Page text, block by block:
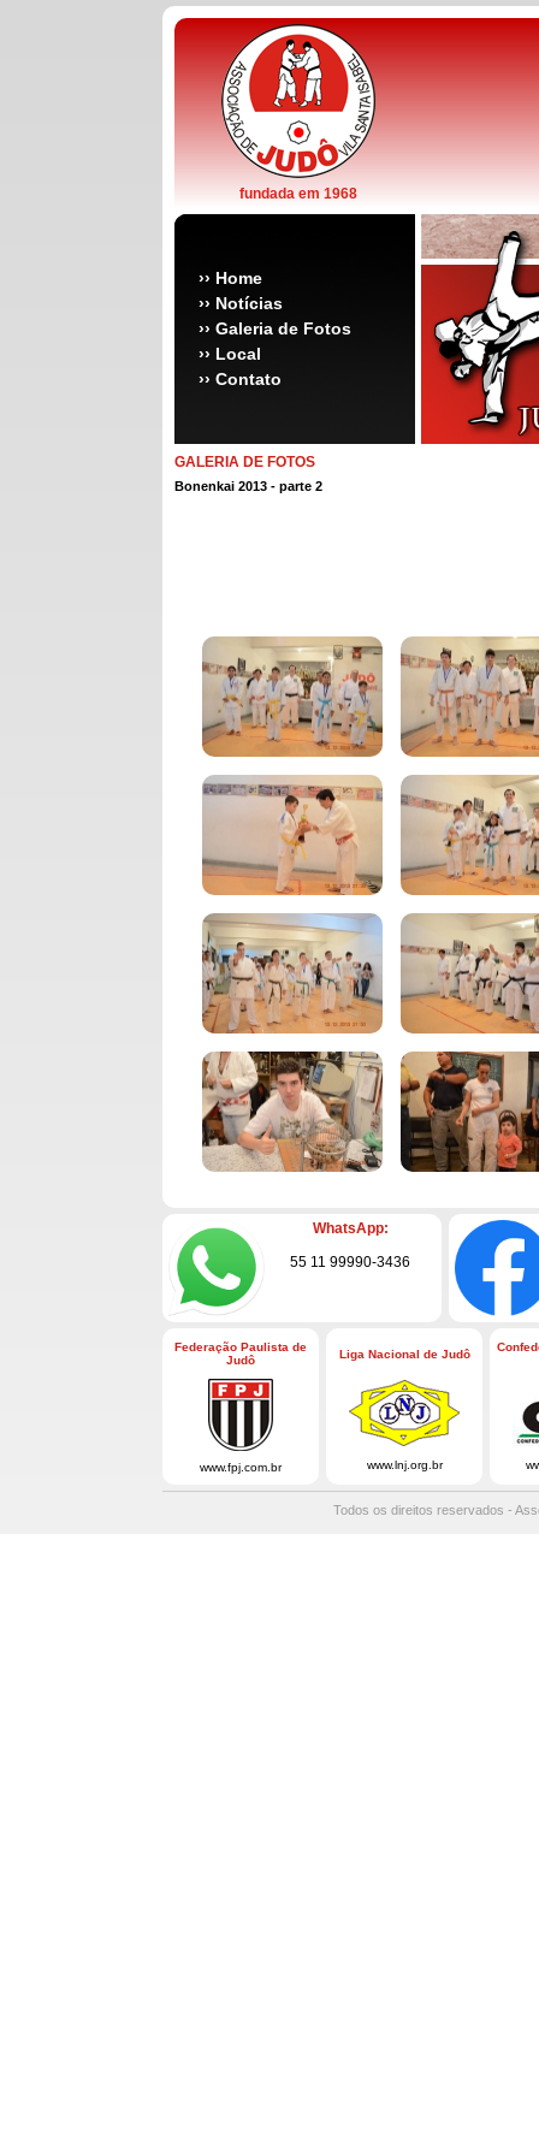
fundada em 1968
›› Home
›› Notícias
›› Galeria de Fotos
›› Local
›› Contato
GALERIA DE FOTOS
Bonenkai 2013 - parte 2
WhatsApp:
55 11 99990-3436
Federação Paulista de
Judô
www.fpj.com.br
Liga Nacional de Judô
www.lnj.org.br
Todos os direitos reservados -